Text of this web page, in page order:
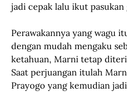
jadi cepak lalu ikut pasukan
Perawakannya yang wagu
dengan mudah mengaku
ketahuan, Marni tetap
Saat perjuangan itulah
Prayogo yang kemudian